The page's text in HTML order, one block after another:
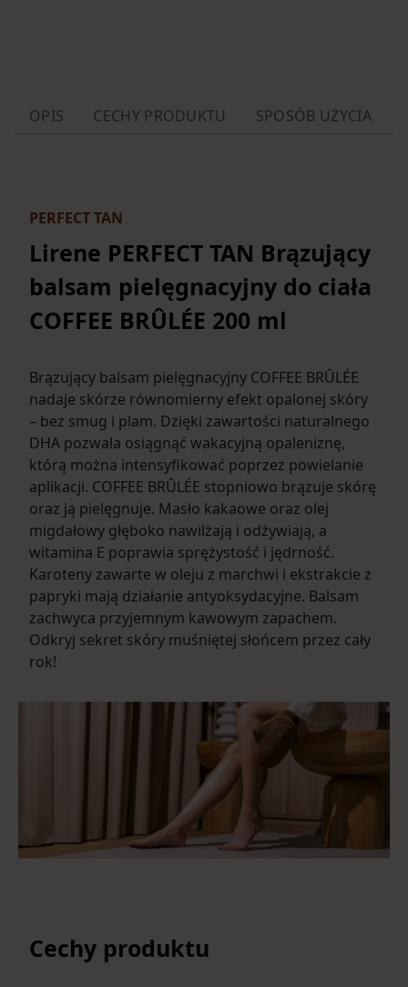
OPIS CECHY PRODUKTU SPOSÓB UŻYCIA
PERFECT TAN
Lirene PERFECT TAN Brązujący
balsam pielęgnacyjny do ciała
COFFEE BRÛLÉE 200 ml
Brązujący balsam pielęgnacyjny COFFEE BRÛLÉE
nadaje skórze równomierny efekt opalonej skóry
– bez smug i plam. Dzięki zawartości naturalnego
DHA pozwala osiągnąć wakacyjną opaleniznę,
którą można intensyfikować poprzez powielanie
aplikacji. COFFEE BRÛLÉE stopniowo brązuje skórę
oraz ją pielęgnuje. Masło kakaowe oraz olej
migdałowy głęboko nawilżają i odżywiają, a
witamina E poprawia sprężystość i jędrność.
Karoteny zawarte w oleju z marchwi i ekstrakcie z
papryki mają działanie antyoksydacyjne. Balsam
zachwyca przyjemnym kawowym zapachem.
Odkryj sekret skóry muśniętej słońcem przez cały
rok!
Cechy produktu